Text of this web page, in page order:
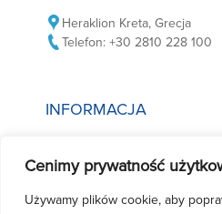
Cenimy prywatność
Używamy plików cookie, aby
Heraklion Kreta, Grecja
Telefon: +30 2810 228 100
INFORMACJA
Polityka prywatności
Warunki wynajmu